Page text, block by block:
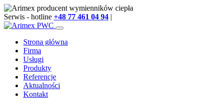
Serwis - hotline +48 77 461 04 94 |
Strona główna
Firma
Usługi
Produkty
Referencje
Aktualności
Kontakt